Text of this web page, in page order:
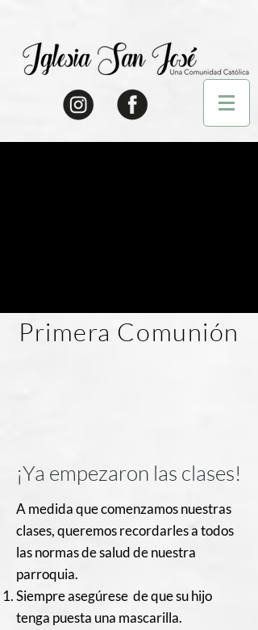
Primera Comunión
¡Ya empezaron las clases!
A medida que comenzamos nuestras
clases, queremos recordarles a todos
las normas de salud de nuestra
parroquia.
Siempre asegúrese de que su hijo
tenga puesta una mascarilla.